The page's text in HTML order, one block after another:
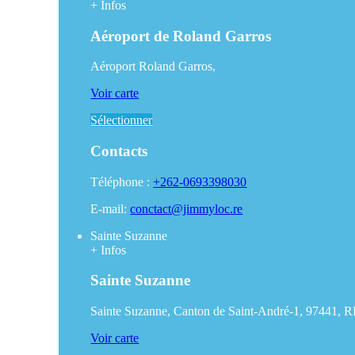
+ Infos
Aéroport de Roland Garros
Aéroport Roland Garros,
Voir carte
Sélectionner
Contacts
Téléphone :+262-0693398030
E-mail:conctact@jimmyloc.re
Sainte Suzanne
+ Infos
Sainte Suzanne
Sainte Suzanne, Canton de Saint-André-1, 97441,
Voir carte